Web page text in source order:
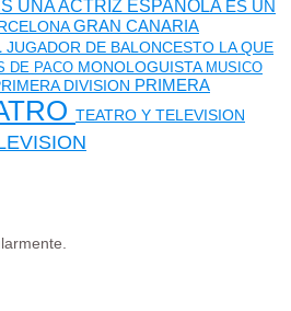
UNA ACTRIZ ESPAÑOLA ES UN
GRAN CANARIA
JUGADOR DE BALONCESTO LA QUE
DE PACO MONOLOGUISTA MUSICO
DIVISION PRIMERA
TEATRO Y TELEVISION